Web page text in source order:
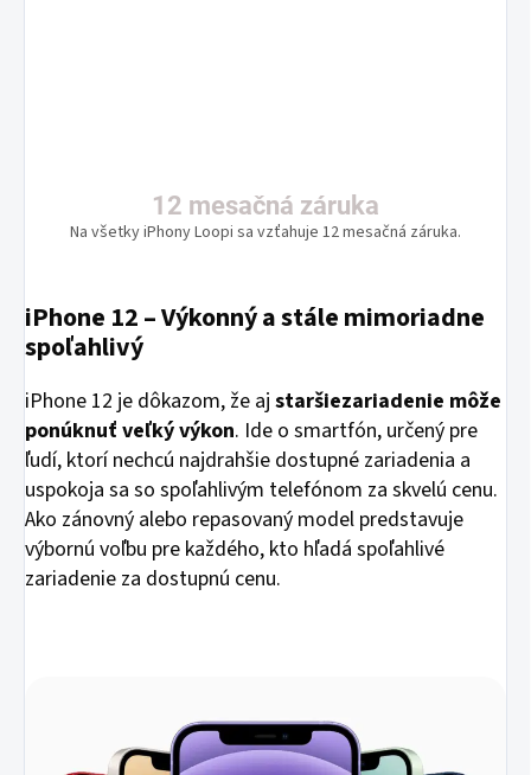
12 mesačná záruka
Na všetky iPhony Loopi sa vzťahuje 12 mesačná záruka.
iPhone 12 – Výkonný a stále mimoriadne
spoľahlivý
iPhone 12 je dôkazom, že aj staršiezariadenie môže
ponúknuť veľký výkon. Ide o smartfón, určený pre
ľudí, ktorí nechcú najdrahšie dostupné zariadenia a
uspokoja sa so spoľahlivým telefónom za skvelú cenu.
Ako zánovný alebo repasovaný model predstavuje
výbornú voľbu pre každého, kto hľadá spoľahlivé
zariadenie za dostupnú cenu.